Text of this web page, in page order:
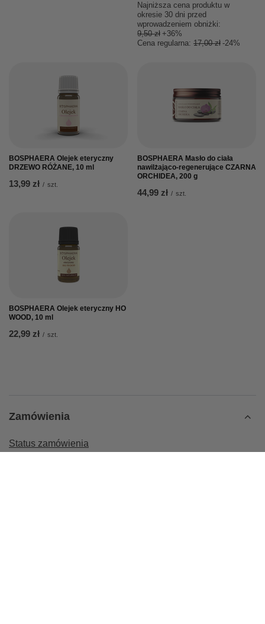
Najniższa cena produktu w
okresie 30 dni przed
wprowadzeniem obniżki:
9,50 zł +36%
Cena regularna: 17,00 zł -24%
BOSPHAERA Olejek eteryczny
DRZEWO RÓŻANE, 10 ml
13,99 zł / szt.
BOSPHAERA Masło do ciała
nawilżająco-regenerujące CZARNA
ORCHIDEA, 200 g
44,99 zł / szt.
BOSPHAERA Olejek eteryczny HO
WOOD, 10 ml
22,99 zł / szt.
Zamówienia
Status zamówienia